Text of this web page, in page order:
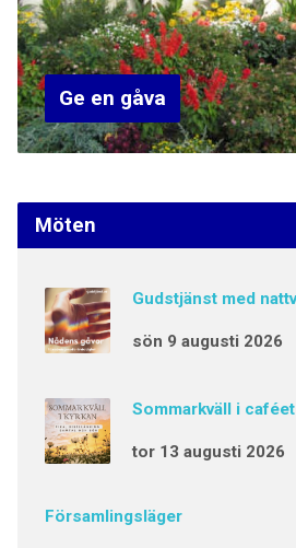
Ge en gåva
Möten
Gudstjänst med
sön 9 augusti 2026
Sommarkväll i caféet
tor 13 augusti 2026
Församlingsläger